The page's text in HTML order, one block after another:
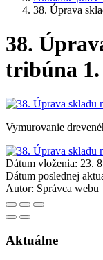
38. Úprava
38.
tribúna
Vymurovanie
Dátum vloženia: 23.
Dátum poslednej
Autor: Správca webu
Aktuálne